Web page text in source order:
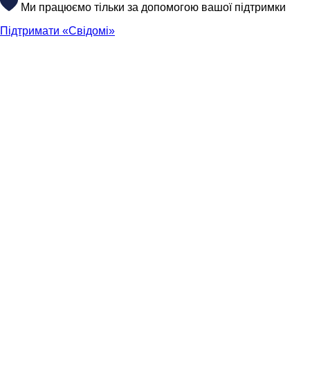
Ми працюємо тільки за допомогою вашої підтримки
Підтримати «Свідомі»